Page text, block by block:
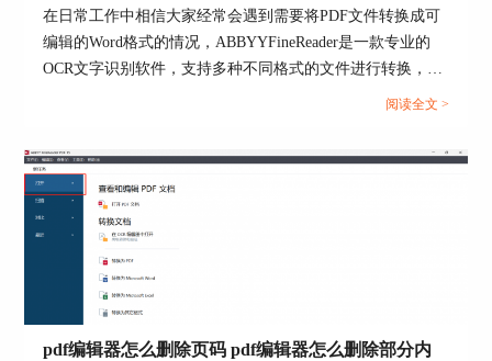
很大程度上保证office文件的安全性。
二、office加密文档怎么取消密码
1、取消office加密文档密码
如果office加密文档不再需要设密，那么用户
首先需要打开office文档的文件设置界面，在“另存
为”功能中点击右上角圈出的“更多选项”设置。
在日常工作中相信大家经常会遇到需要将PDF文件转换成可
编辑的Word格式的情况，ABBYYFineReader是一款专业的
OCR文字识别软件，支持多种不同格式的文件进行转换，接
下来，我们就来带大家了解一下ABBYY怎么PDF转Word ，
阅读全文 >
pdf编辑器怎么删除页码 pdf编辑器怎么删除部分内